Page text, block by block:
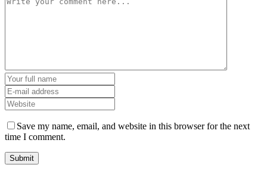
Save my name, email, and website in this browser for the next
time I comment.